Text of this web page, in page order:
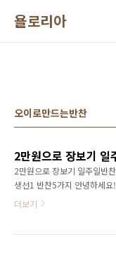
욜로리아
오이로만드는반찬
2만원으로 장보기 일주일반
생선1 반찬5가지 안녕하세요
2만원으로 일주일 반찬 만들
더보기